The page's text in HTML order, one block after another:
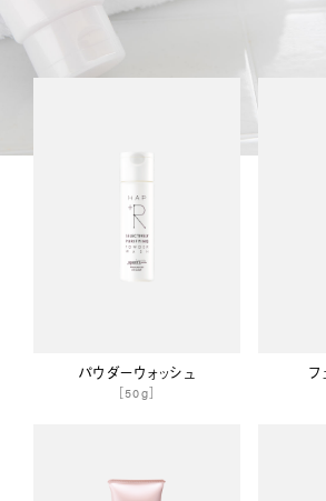
パウダーウォッシュ
［50g］
フ